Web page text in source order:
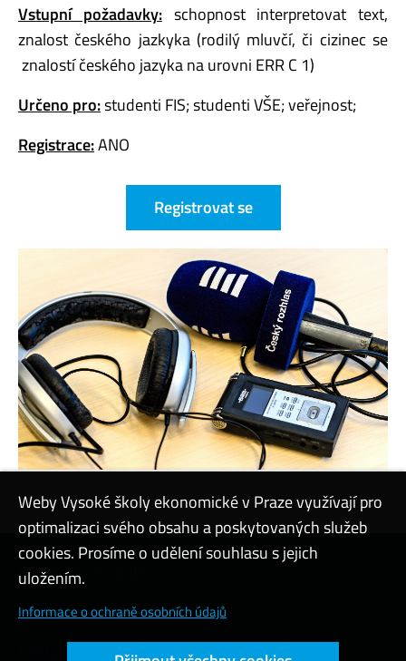
Vstupní požadavky:schopnost interpretovat text,
znalost českého jazkyka (rodilý mluvčí, či cizinec se
znalostí českého jazyka na urovni ERR C 1)
Určeno pro:studenti FIS; studenti VŠE; veřejnost;
Registrace:ANO
Registrovat se
Kontaktovat podporu
Nastavení cookies
Přístupnost webu
Weby Vysoké školy ekonomické v Praze využívají pro
optimalizaci svého obsahu a poskytovaných služeb
cookies. Prosíme o udělení souhlasu s jejich
uložením.
Informace o ochraně osobních údajů